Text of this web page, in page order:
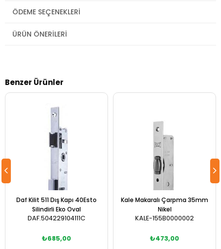
ÖDEME SEÇENEKLERI
ÜRÜN ÖNERILERI
Benzer Ürünler
Daf Kilit 511 Dış Kapı 40Esto
Silindirli Eko Oval
DAF.504229104111C
₺685,00
Kale Makaralı Çarpma 35mm
Nikel
KALE-155B0000002
₺473,00